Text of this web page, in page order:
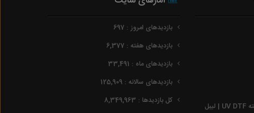
لیبل برجسته | لیبل برجسته UV DTF | لیبل
بازدیدهای امروز : 697
بازدیدهای هفته : 6,377
بازدیدهای ماه : 33,491
بازدیدهای سالانه : 125,909
کل بازدیدها : 8,349,963